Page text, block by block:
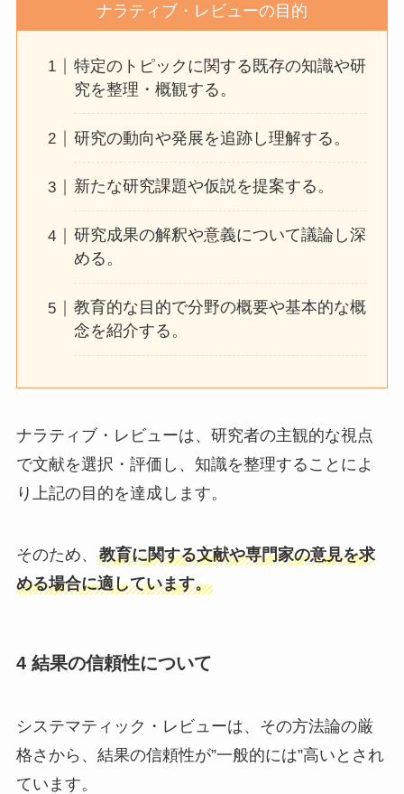
ナラティブ・レビューの目的
特定のトピックに関する既存の知識や研
究を整理・概観する。
研究の動向や発展を追跡し理解する。
新たな研究課題や仮説を提案する。
研究成果の解釈や意義について議論し深
める。
教育的な目的で分野の概要や基本的な概
念を紹介する。
ナラティブ・レビューは、研究者の主観的な視点
で文献を選択・評価し、知識を整理することによ
り上記の目的を達成します。
そのため、 教育に関する文献や専門家の意見を求
める場合に適しています。
4 結果の信頼性について
システマティック・レビューは、その方法論の厳
格さから、結果の信頼性が”一般的には”高いとされ
ています。